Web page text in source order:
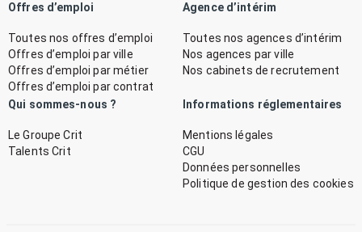
Offres d’emploi
Toutes nos offres d’emploi
Offres d’emploi par ville
Offres d’emploi par métier
Offres d’emploi par contrat
Agence d’intérim
Toutes nos agences d’intérim
Nos agences par ville
Nos cabinets de recrutement
Qui sommes-nous ?
Le Groupe Crit
Talents Crit
Informations réglementaires
Mentions légales
CGU
Données personnelles
Politique de gestion des cookies